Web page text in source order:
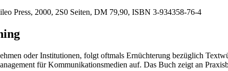
Press, 2000, 2S0 Seiten, DM 79,90, ISBN 3-934358-76-4
oder Institutionen, folgt oftmals Ernüchterung bezüglich
für Kommunikationsmedien auf. Das Buch zeigt an